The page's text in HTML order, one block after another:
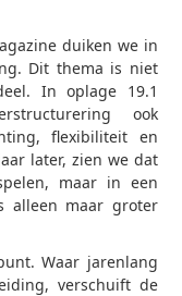
duiken we in
Dit thema is niet
In oplage 19.1
ook
flexibiliteit en
later, zien we dat
maar in een
alleen maar groter
Waar jarenlang
verschuift de